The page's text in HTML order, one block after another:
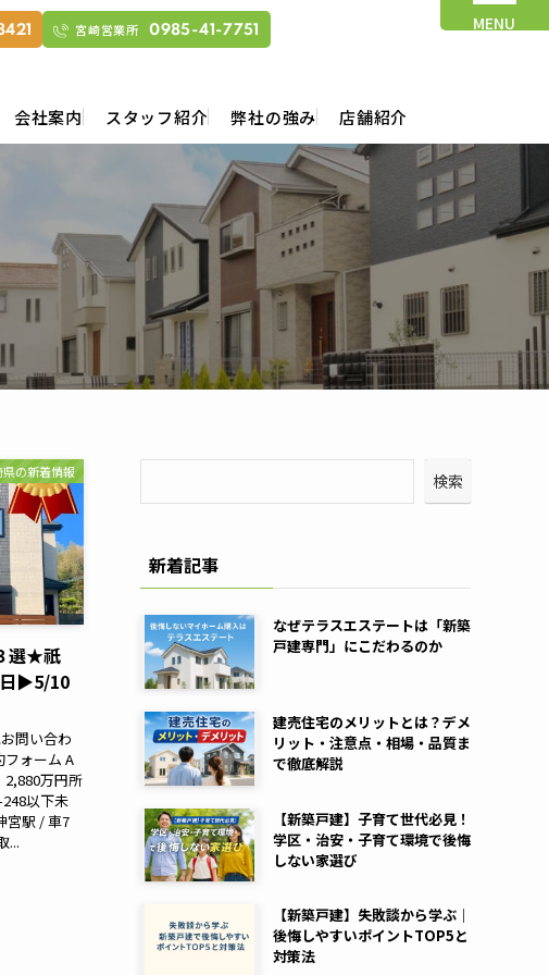
宮崎営業所 0985-41-7751
会社案内 スタッフ紹介 弊社の強み 店舗紹介
MENU
県の新着情報
選★祇
日▶5/10
問い合わ
ォーム A
万円所
以下未
宮駅 / 車7
...
検索
新着記事
なぜテラスエステートは「新築
戸建専門」にこだわるのか
建売住宅のメリットとは？デメ
リット・注意点・相場・品質ま
で徹底解説
【新築戸建】子育て世代必見！
学区・治安・子育て環境で後悔
しない家選び
【新築戸建】失敗談から学ぶ｜
後悔しやすいポイントTOP5と
対策法